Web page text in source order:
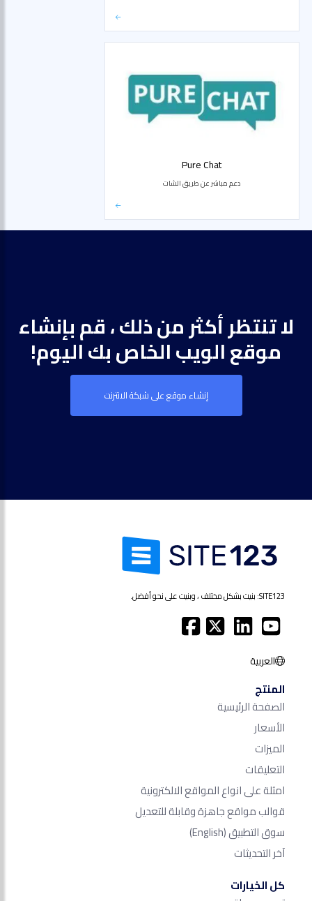
Pure Chat
دعم مباشر عن طريق الشات
لا تنتظر أكثر من ذلك ، قم بإنشاء
موقع الويب الخاص بك اليوم!
إنشاء موقع على شبكة الانترنت
SITE123: بنيت بشكل مختلف ، وبنيت على نحو أفضل.
العربية
المنتج
الصفحة الرئيسية
الأسعار
الميزات
التعليقات
امثلة على انواع المواقع الالكترونية
قوالب مواقع جاهزة وقابلة للتعديل
سوق التطبيق(English)
آخر التحديثات
كل الخيارات